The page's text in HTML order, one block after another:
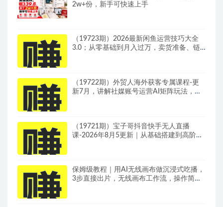
2w+份，新手可快速上手
（19723期）2026最新闲鱼运营技巧大全
3.0；从零基础到月入过万，卖货准备、链
（19722期）外贸人海外获客专属课程-更
新7月，讲解社媒账号运营AI矩阵玩法，，
（19721期）宝子哥抖音快手无人直播
课-2026年8月5更新｜从基础搭建到高阶起
保姆级教程｜用AI无线画布做沉浸式吃播，
3步直接出片，无线画布工作流，操作简单